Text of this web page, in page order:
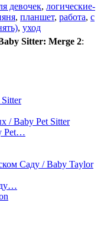
девочек, логические-
, планшет, работа, с
, уход
Sitter: Merge 2:
Pet…